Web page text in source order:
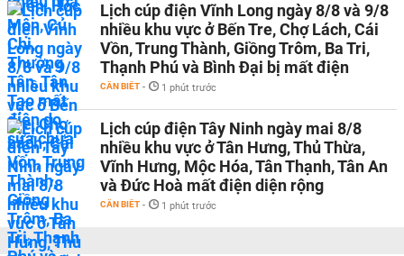
Lịch cúp điện Vĩnh Long ngày 8/8 và 9/8
nhiều khu vực ở Bến Tre, Chợ Lách, Cái
Vồn, Trung Thành, Giồng Trôm, Ba Tri,
Thạnh Phú và Bình Đại bị mất điện
CẦN BIẾT - 1 phút trước
Lịch cúp điện Tây Ninh ngày mai 8/8
nhiều khu vực ở Tân Hưng, Thủ Thừa,
Vĩnh Hưng, Mộc Hóa, Tân Thạnh, Tân An
và Đức Hoà mất điện diện rộng
CẦN BIẾT - 1 phút trước